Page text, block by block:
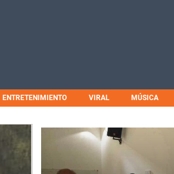
ENTRETENIMIENTO VIRAL MÚSICA